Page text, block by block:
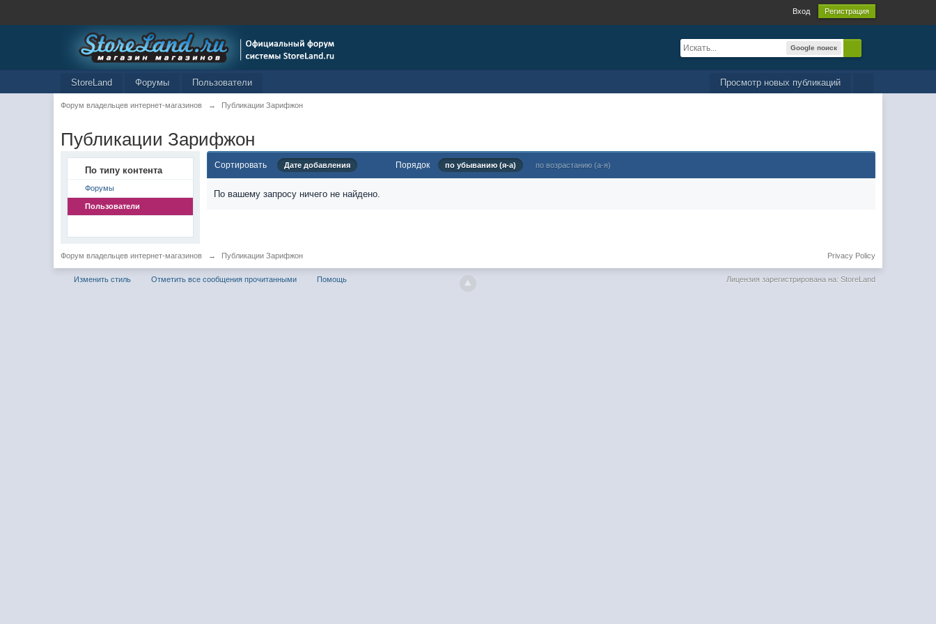
Вход Регистрация
Google поиск
Просмотр новых публикаций
StoreLand Форумы Пользователи
Форум владельцев интернет-магазинов → Публикации Зарифжон
Публикации Зарифжон
По типу контента
Форумы
Пользователи
Сортировать Дате добавления Порядок по убыванию (я-а) по возрастанию (а-я)
По вашему запросу ничего не найдено.
Форум владельцев интернет-магазинов → Публикации Зарифжон Privacy Policy
Изменить стиль Отметить все сообщения прочитанными Помощь Лицензия зарегистрирована на: StoreLand